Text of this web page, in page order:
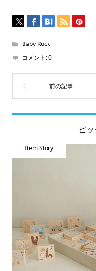
ま
す)
Baby Ruck
コメント:0
ピ
Item Story